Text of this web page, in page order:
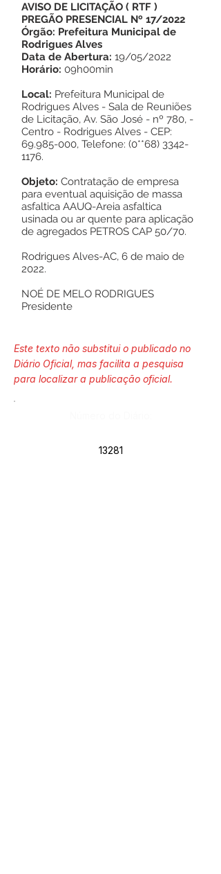
AVISO DE LICITAÇÃO ( RTF )
PREGÃO PRESENCIAL Nº 17/2022
Órgão: Prefeitura Municipal de
Rodrigues Alves
Data de Abertura: 19/05/2022
Horário: 09h00min
Local: Prefeitura Municipal de
Rodrigues Alves - Sala de Reuniões
de Licitação, Av. São José - nº 780, -
Centro - Rodrigues Alves - CEP:
69.985-000, Telefone: (0**68) 3342-
1176.
Objeto: Contratação de empresa
para eventual aquisição de massa
asfaltica AAUQ-Areia asfaltica
usinada ou ar quente para aplicação
de agregados PETROS CAP 50/70.
Rodrigues Alves-AC, 6 de maio de
2022.
NOÉ DE MELO RODRIGUES
Presidente
Este texto não substitui o publicado no
Diário Oficial, mas facilita a pesquisa
para localizar a publicação oficial.
13281